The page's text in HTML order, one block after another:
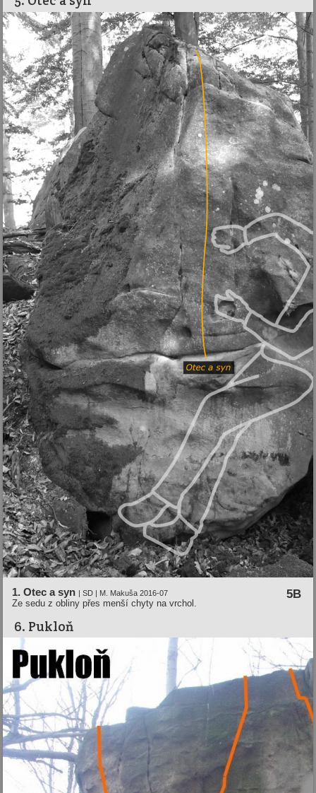
1. Otec a syn | SD | M. Makuša 2016-07 5B
Ze sedu z obliny přes menší chyty na vrchol.
6. Pukloň